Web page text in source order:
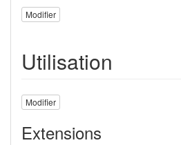
Modifier
Utilisation
Modifier
Extensions